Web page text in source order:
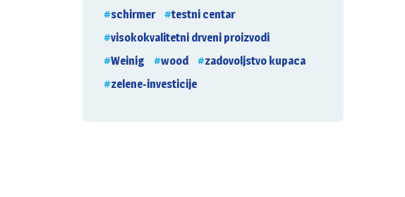
schirmer
testni centar
visokokvalitetni drveni proizvodi
Weinig
wood
zadovoljstvo kupaca
zelene-investicije